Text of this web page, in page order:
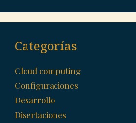
Categorías
Cloud computing
Configuraciones
Desarrollo
Disertaciones